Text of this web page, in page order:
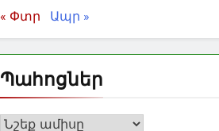
« Փտր Ապր »
Պահոցներ
Պահոցներ